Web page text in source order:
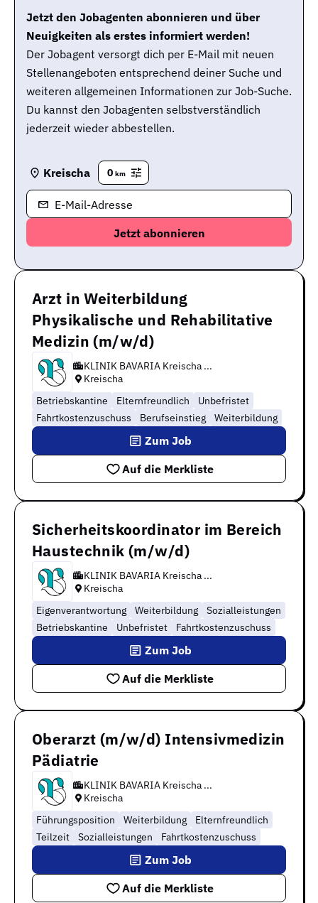
Jetzt den Jobagenten abonnieren und über
Neuigkeiten als erstes informiert werden!
Der Jobagent versorgt dich per E-Mail mit neuen
Stellenangeboten entsprechend deiner Suche und
weiteren allgemeinen Informationen zur Job-Suche.
Du kannst den Jobagenten selbstverständlich
jederzeit wieder abbestellen.
Kreischa 0 km
E-Mail-Adresse
Arzt in Weiterbildung
Physikalische und Rehabilitative
Medizin (m/w/d)
KLINIK BAVARIA Kreischa ...
Kreischa
Betriebskantine
Elternfreundlich
Unbefristet
Fahrtkostenzuschuss
Berufseinstieg Weiterbildung
Auf die Merkliste
Zum Job
Sicherheitskoordinator im Bereich
Haustechnik (m/w/d)
KLINIK BAVARIA Kreischa ...
Kreischa
Eigenverantwortung
Weiterbildung
Sozialleistungen
Betriebskantine
Unbefristet Fahrtkostenzuschuss
Auf die Merkliste
Zum Job
Oberarzt (m/w/d) Intensivmedizin
Pädiatrie
KLINIK BAVARIA Kreischa ...
Kreischa
Führungsposition
Weiterbildung
Elternfreundlich
Teilzeit
Sozialleistungen Fahrtkostenzuschuss
Auf die Merkliste
Zum Job